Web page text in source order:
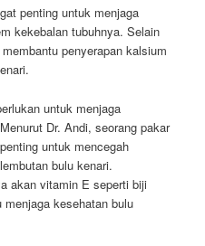
penting untuk menjaga
kekebalan tubuhnya. Selain
penyerapan kalsium
untuk menjaga
Dr. Andi, seorang pakar
untuk mencegah
bulu kenari.
akan vitamin E seperti biji
kesehatan bulu